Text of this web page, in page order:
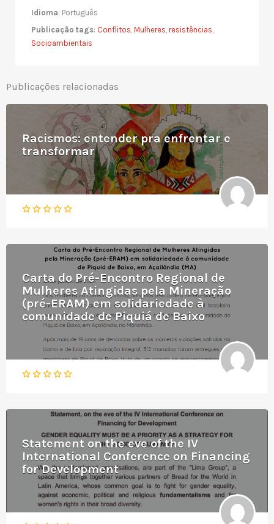
Idioma: Português
Publicação tags: Conflitos, Mulheres, resistências,
Socioambientais
Publicações relacionadas
Racismos: entender pra enfrentar e
transformar
Carta do Pré-Encontro Regional de
Mulheres Atingidas pela Mineração
(pré-ERAM) em solidariedade à
comunidade de Piquiá de Baixo
Statement on the eve of the IV
International Conference on Financing
for Development